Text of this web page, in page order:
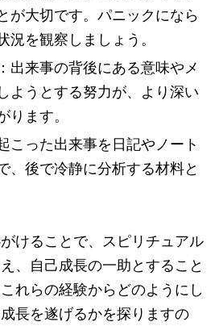
が大切です。パニックになら
況を観察しましょう。
：出来事の背後にある意味やメ
ようとする努力が、より深い
ります。
こった出来事を日記やノート
、後で冷静に分析する材料と
けることで、スピリチュアル
、自己成長の一助とすること
れらの経験からどのようにし
長を遂げるかを探りますの